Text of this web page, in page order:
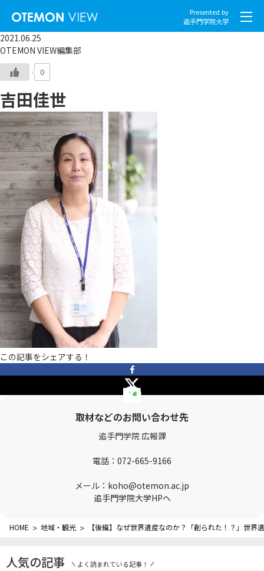
Presented by
追手門学院大学
社会とくらし
グローバル
スポーツと文化
こころとからだ
IT・メディア
地域・観光
OTEMON VIEWについて
サイトポリシー
FOLLOW US
2021.06.25
OTEMON VIEW編集部
0
吉田佳世
この記事をシェアする！
取材などのお問い合わせ先
追手門学院 広報課
電話： 072-665-9166
メール： koho@otemon.ac.jp
追手門学院大学HPへ
HOME > 地域・観光 > 【後編】なぜ世界遺産なのか？「創られた！？」世界
人気の記事 よく読まれている記事！